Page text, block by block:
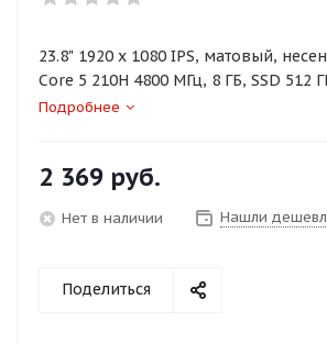
23.8" 1920 x 1080 IPS, матовый,
Core 5 210H 4800 МГц, 8 ГБ, SSD 512
встроенная, без ОС, цвет серый
Подробнее
2 369 руб.
Нет в наличии Нашли
Поделиться